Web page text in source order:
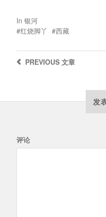
In 银河
红烧脚丫
西藏
PREVIOUS文章
发
评论